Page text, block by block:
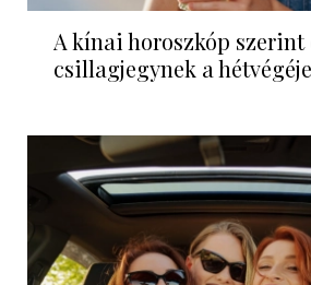
A kínai horoszkóp szerint
csillagjegynek a